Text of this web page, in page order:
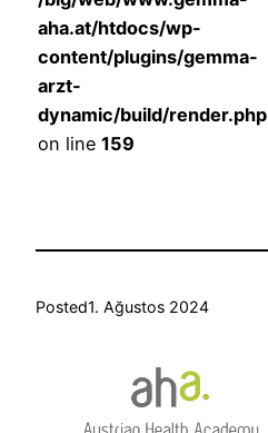
aha.at/htdocs/wp-
content/plugins/gemma-
arzt-
dynamic/build/render.php
on line 159
Posted1. Ağustos 2024